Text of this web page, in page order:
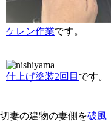
ケレン作業です。
仕上げ塗装2回目 です。
切妻の建物の妻側を破風